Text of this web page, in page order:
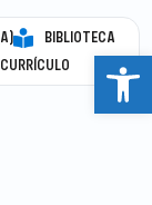
BIBLIOTECA
Abrir